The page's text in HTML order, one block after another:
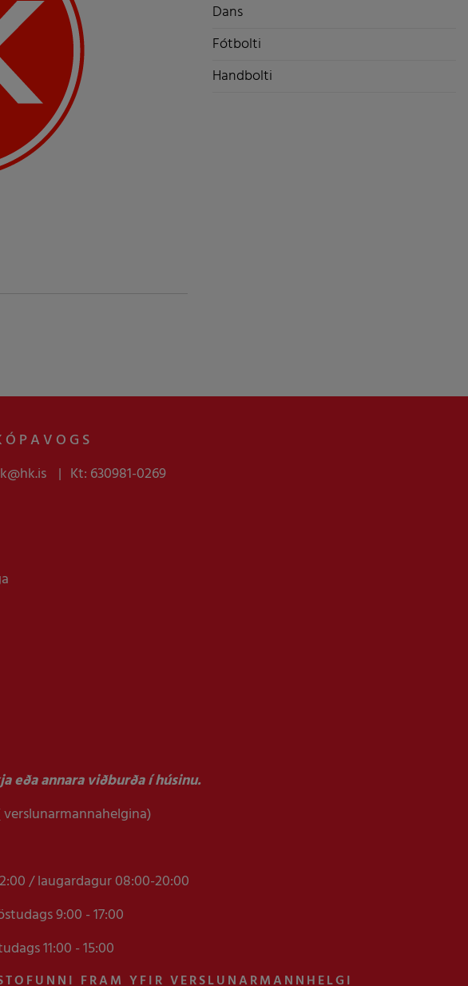
Dans
Fótbolti
Handbolti
Kt: 630981-0269
annara viðburða í húsinu.
verslunarmannahelgina)
/ laugardagur 08:00-20:00
9:00 - 17:00
11:00 - 15:00
FRAM YFIR VERSLUNARMANNHELGI